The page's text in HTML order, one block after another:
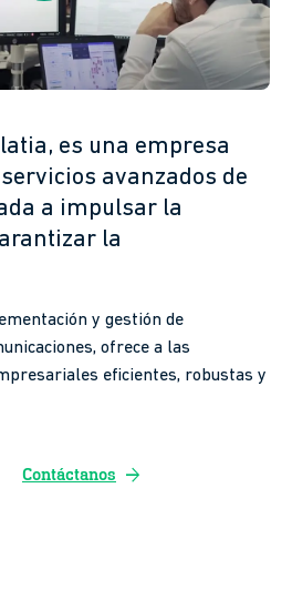
es una empresa
avanzados de
a impulsar la
la
y gestión de
ofrece a las
eficientes, robustas y
Contáctanos arrow_forward